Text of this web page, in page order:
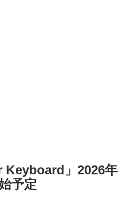
Keyboard」2026年
予定